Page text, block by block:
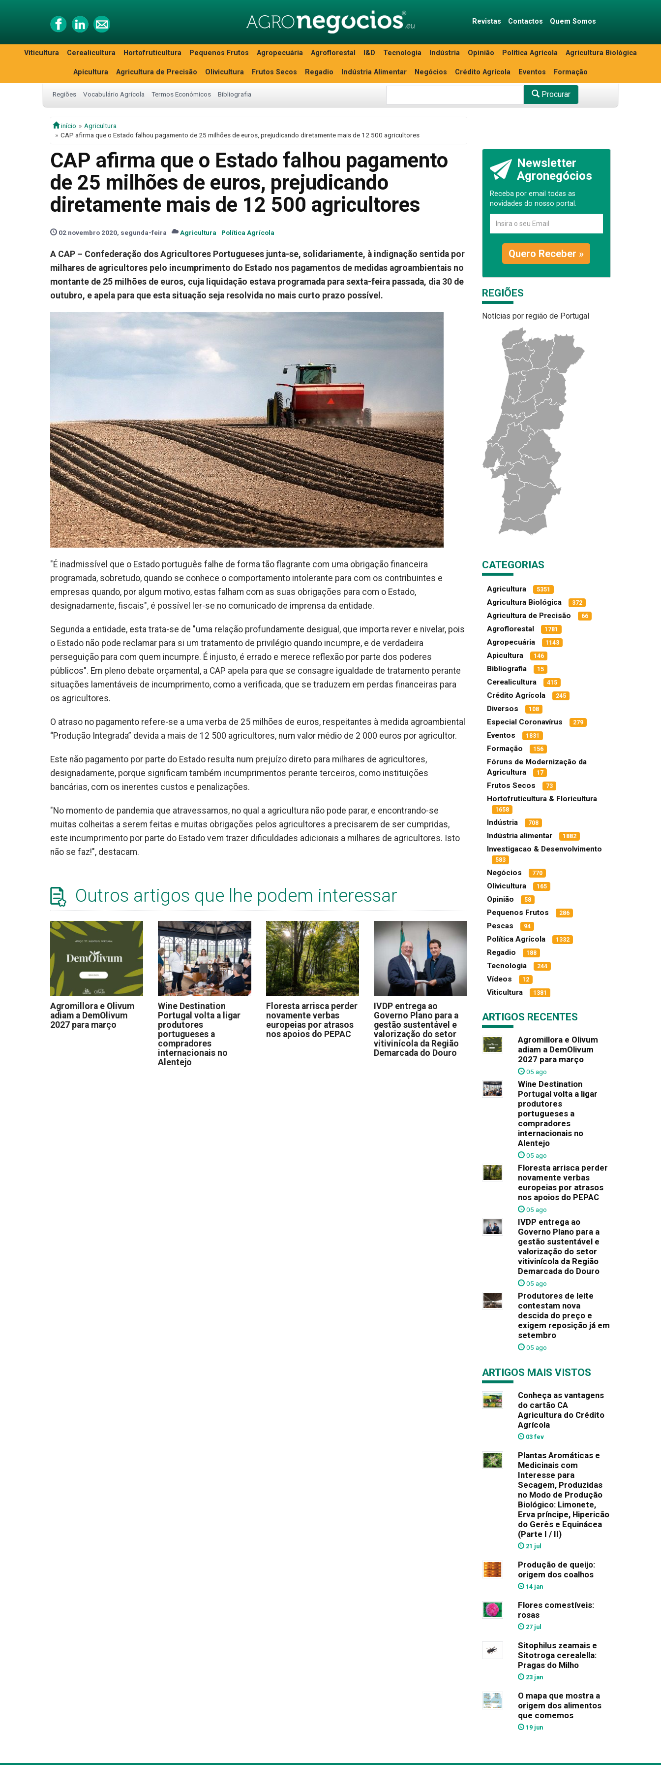
Revistas Contactos Quem Somos
Viticultura Cerealicultura Hortofruticultura Pequenos Frutos Agropecuária Agroflorestal I&D Tecnologia Indústria Opinião Política Agrícola Agricultura Biológica
Apicultura Agricultura de Precisão Olivicultura Frutos Secos Regadio Indústria Alimentar Negócios Crédito Agrícola Eventos Formação
Regiões Vocabulário Agrícola Termos Económicos Bibliografia Procurar
início
Agricultura
CAP afirma que o Estado falhou pagamento de 25 milhões de euros, prejudicando diretamente mais de 12 500 agricultores
CAP afirma que o Estado falhou pagamento
de 25 milhões de euros, prejudicando
diretamente mais de 12 500 agricultores
02 novembro 2020, segunda-feira Agricultura Política Agrícola
A CAP – Confederação dos Agricultores Portugueses junta-se, solidariamente, à indignação sentida por
milhares de agricultores pelo incumprimento do Estado nos pagamentos de medidas agroambientais no
montante de 25 milhões de euros, cuja liquidação estava programada para sexta-feira passada, dia 30 de
outubro, e apela para que esta situação seja resolvida no mais curto prazo possível.
"É inadmissível que o Estado português falhe de forma tão flagrante com uma obrigação financeira
programada, sobretudo, quando se conhece o comportamento intolerante para com os contribuintes e
empresas quando, por algum motivo, estas falham com as suas obrigações para com o Estado,
designadamente, fiscais", é possível ler-se no comunicado de imprensa da entidade.
Segunda a entidade, esta trata-se de "uma relação profundamente desigual, que importa rever e nivelar, pois
o Estado não pode reclamar para si um tratamento de privilégio quando incumpre, e de verdadeira
perseguição para com quem incumpre. É injusto, é errado e merece reflexão por parte dos poderes
públicos". Em pleno debate orçamental, a CAP apela para que se consagre igualdade de tratamento perante
situações lamentáveis de incumprimento, como a verificada, que se traduzem em perdas financeiras para
os agricultores.
O atraso no pagamento refere-se a uma verba de 25 milhões de euros, respeitantes à medida agroambiental
“Produção Integrada” devida a mais de 12 500 agricultores, num valor médio de 2 000 euros por agricultor.
Este não pagamento por parte do Estado resulta num prejuízo direto para milhares de agricultores,
designadamente, porque significam também incumprimentos perante terceiros, como instituições
bancárias, com os inerentes custos e penalizações.
"No momento de pandemia que atravessamos, no qual a agricultura não pode parar, e encontrando-se
muitas colheitas a serem feitas e muitas obrigações pelos agricultores a precisarem de ser cumpridas,
este incumprimento por parte do Estado vem trazer dificuldades adicionais a milhares de agricultores. Isto
não se faz!", destacam.
Outros artigos que lhe podem interessar
Agromillora e Olivum
adiam a DemOlivum
2027 para março
Wine Destination
Portugal volta a ligar
produtores
portugueses a
compradores
internacionais no
Alentejo
Floresta arrisca perder
novamente verbas
europeias por atrasos
nos apoios do PEPAC
IVDP entrega ao
Governo Plano para a
gestão sustentável e
valorização do setor
vitivinícola da Região
Demarcada do Douro
Newsletter
Agronegócios
Receba por email todas as
novidades do nosso portal.
Quero Receber »
REGIÕES
Notícias por região de Portugal
CATEGORIAS
Agricultura 5351
Agricultura Biológica 372
Agricultura de Precisão 66
Agroflorestal 1781
Agropecuária 1143
Apicultura 146
Bibliografia 15
Cerealicultura 415
Crédito Agrícola 245
Diversos 108
Especial Coronavírus 279
Eventos 1831
Formação 156
Fóruns de Modernização da
Agricultura
17
Frutos Secos 73
Hortofruticultura & Floricultura
1658
Indústria 708
Indústria alimentar 1882
Investigacao & Desenvolvimento
583
Negócios 770
Olivicultura 165
Opinião 58
Pequenos Frutos 286
Pescas 94
Política Agrícola 1332
Regadio 188
Tecnologia 244
Vídeos 12
Viticultura 1381
ARTIGOS RECENTES
Agromillora e Olivum
adiam a DemOlivum
2027 para março
05 ago
Wine Destination
Portugal volta a ligar
produtores
portugueses a
compradores
internacionais no
Alentejo
05 ago
Floresta arrisca perder
novamente verbas
europeias por atrasos
nos apoios do PEPAC
05 ago
IVDP entrega ao
Governo Plano para a
gestão sustentável e
valorização do setor
vitivinícola da Região
Demarcada do Douro
05 ago
Produtores de leite
contestam nova
descida do preço e
exigem reposição já em
setembro
05 ago
ARTIGOS MAIS VISTOS
Conheça as vantagens
do cartão CA
Agricultura do Crédito
Agrícola
03 fev
Plantas Aromáticas e
Medicinais com
Interesse para
Secagem, Produzidas
no Modo de Produção
Biológico: Limonete,
Erva príncipe, Hipericão
do Gerês e Equinácea
(Parte I / II)
21 jul
Produção de queijo:
origem dos coalhos
14 jan
Flores comestíveis:
rosas
27 jul
Sitophilus zeamais e
Sitotroga cerealella:
Pragas do Milho
23 jan
O mapa que mostra a
origem dos alimentos
que comemos
19 jun